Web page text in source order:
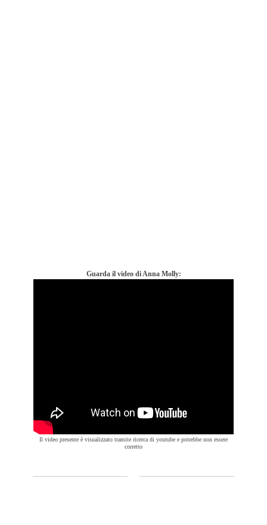
Guarda il video di Anna Molly:
Il video presente è visualizzato tramite ricerca di youtube e potrebbe non essere
corretto